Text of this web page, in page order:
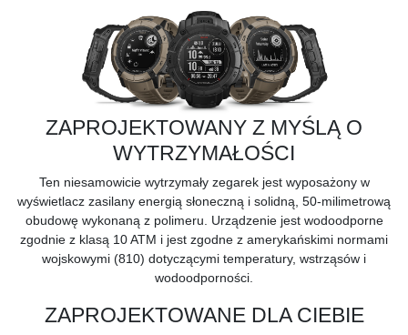
ZAPROJEKTOWANY Z MYŚLĄ O
WYTRZYMAŁOŚCI
Ten niesamowicie wytrzymały zegarek jest wyposażony w
wyświetlacz zasilany energią słoneczną i solidną, 50-milimetrową
obudowę wykonaną z polimeru. Urządzenie jest wodoodporne
zgodnie z klasą 10 ATM i jest zgodne z amerykańskimi normami
wojskowymi (810) dotyczącymi temperatury, wstrząsów i
wodoodporności.
ZAPROJEKTOWANE DLA CIEBIE